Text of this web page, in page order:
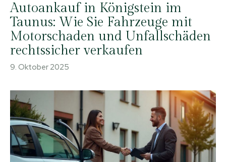
Autoankauf in Königstein im
Taunus: Wie Sie Fahrzeuge mit
Motorschaden und Unfallschäden
rechtssicher verkaufen
9. Oktober 2025